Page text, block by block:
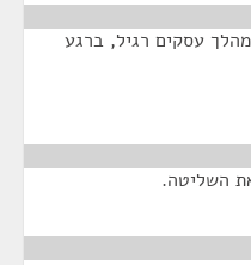
עסקים רגיל, ברגע
השליטה.